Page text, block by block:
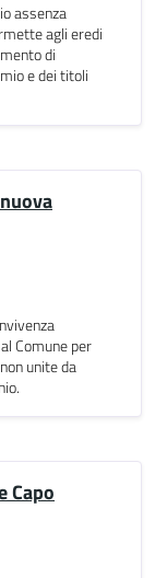
assenza
agli eredi
di
e dei titoli
Comune per
unite da
Capo